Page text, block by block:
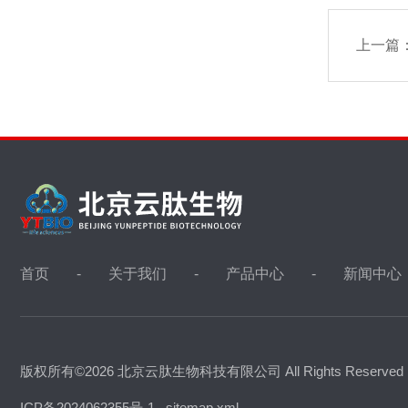
上一篇
首页 关于我们 产品中心 新闻中心
版权所有©2026 北京云肽生物科技有限公司 All Rights